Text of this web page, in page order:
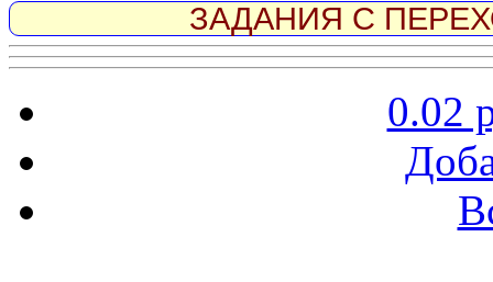
ЗАДАНИЯ С
0.02